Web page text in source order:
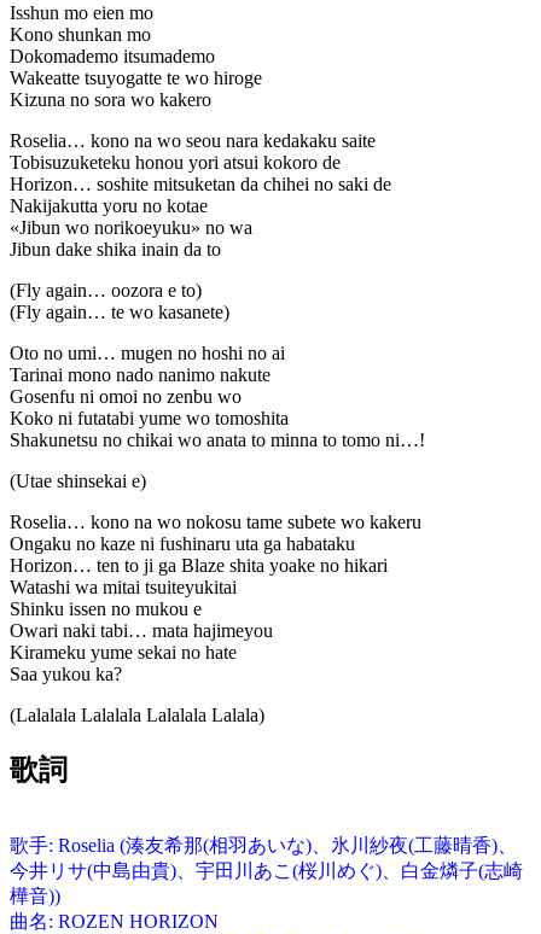
Isshun mo eien mo
Kono shunkan mo
Dokomademo itsumademo
Wakeatte tsuyogatte te wo hiroge
Kizuna no sora wo kakero
Roselia… kono na wo seou nara kedakaku saite
Tobisuzuketeku honou yori atsui kokoro de
Horizon… soshite mitsuketan da chihei no saki de
Nakijakutta yoru no kotae
«Jibun wo norikoeyuku» no wa
Jibun dake shika inain da to
(Fly again… oozora e to)
(Fly again… te wo kasanete)
Oto no umi… mugen no hoshi no ai
Tarinai mono nado nanimo nakute
Gosenfu ni omoi no zenbu wo
Koko ni futatabi yume wo tomoshita
Shakunetsu no chikai wo anata to minna to tomo ni…!
(Utae shinsekai e)
Roselia… kono na wo nokosu tame subete wo kakeru
Ongaku no kaze ni fushinaru uta ga habataku
Horizon… ten to ji ga Blaze shita yoake no hikari
Watashi wa mitai tsuiteyukitai
Shinku issen no mukou e
Owari naki tabi… mata hajimeyou
Kirameku yume sekai no hate
Saa yukou ka?
(Lalalala Lalalala Lalalala Lalala)
歌詞
歌手: Roselia (湊友希那(相羽あいな)、氷川紗夜(工藤晴香)、
今井リサ(中島由貴)、宇田川あこ(桜川めぐ)、白金燐子(志崎
樺音))
曲名: ROZEN HORIZON